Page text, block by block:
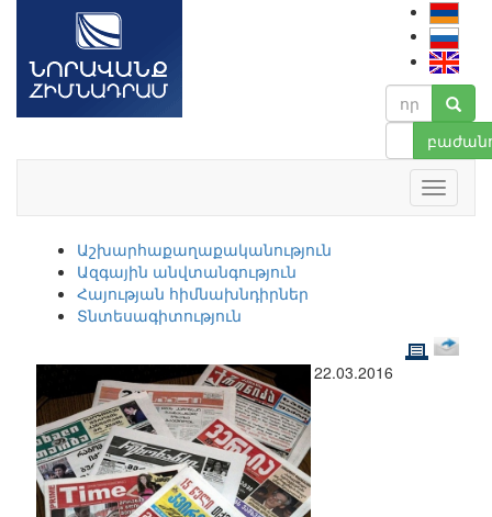
Աշխարհաքաղաքականություն
Ազգային անվտանգություն
Հայության հիմնախնդիրներ
Տնտեսագիտություն
22.03.2016